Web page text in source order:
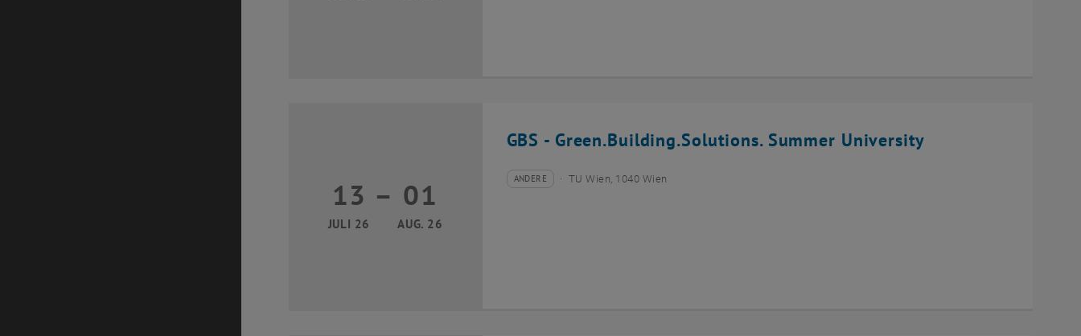
GBS - Green.Building.Solutions. Summer University
13
JULI 26
13 Juli 2026 bis 01 August 2026
– 01
AUG. 26
Veranstaltungstyp:
ANDERE
Veranstaltungsort:TU Wien, 1040 Wien